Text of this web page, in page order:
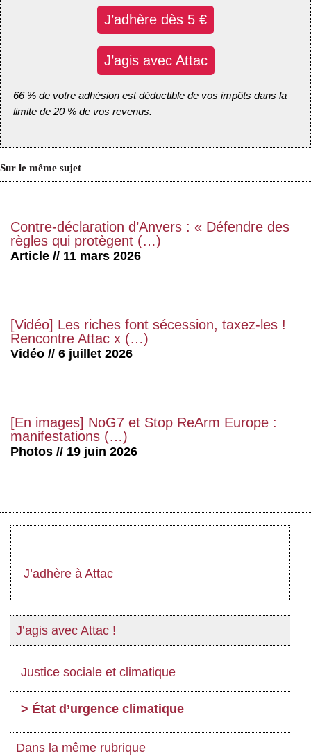
J’adhère dès 5 €
J’agis avec Attac
66 % de votre adhésion est déductible de vos impôts dans la
limite de 20 % de vos revenus.
Sur le même sujet
Contre-déclaration d’Anvers : « Défendre des
règles qui protègent (…)
Article // 11 mars 2026
[Vidéo] Les riches font sécession, taxez-les !
Rencontre Attac x (…)
Vidéo // 6 juillet 2026
[En images] NoG7 et Stop ReArm Europe :
manifestations (…)
Photos // 19 juin 2026
J’adhère à Attac
J’agis avec Attac !
Justice sociale et climatique
État d’urgence climatique
Dans la même rubrique